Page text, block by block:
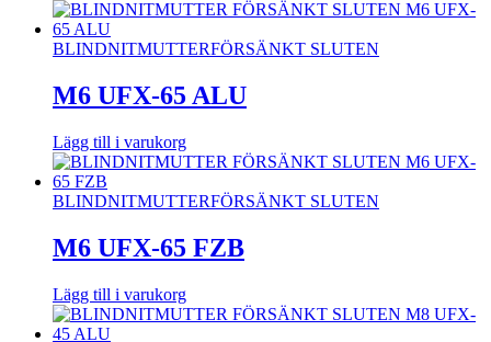
BLINDNITMUTTERFÖRSÄNKT SLUTEN
M6 UFX-65 ALU
Lägg till i varukorg
BLINDNITMUTTERFÖRSÄNKT SLUTEN
M6 UFX-65 FZB
Lägg till i varukorg